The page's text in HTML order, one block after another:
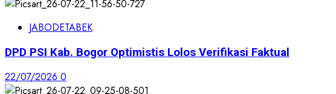
JABODETABEK
DPD PSI Kab. Bogor Optimistis Lolos Verifikasi Faktual
22/07/2026 0